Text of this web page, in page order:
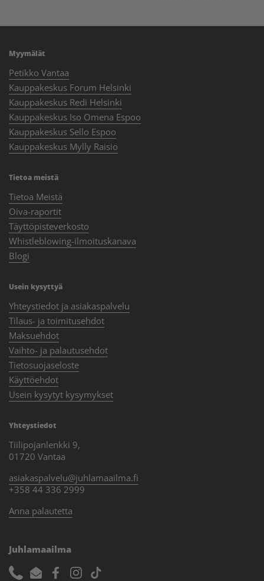
Myymälät
Petikko Vantaa
Kauppakeskus Forum Helsinki
Kauppakeskus Redi Helsinki
Kauppakeskus Iso Omena Espoo
Kauppakeskus Sello Espoo
Kauppakeskus Mylly Raisio
Tietoa meistä
Tietoa Meistä
Oiva-raportit
Täyttöpisteverkosto
Whistleblowing-ilmoituskanava
Blogi
Usein kysyttyä
Yhteystiedot ja asiakaspalvelu
Tilaus- ja toimitusehdot
Maksuehdot
Vaihto- ja palautusehdot
Tietosuojaseloste
Käyttöehdot
Usein kysytyt kysymykset
Yhteystiedot
Tiilipojanlenkki 9,
01720 Vantaa
asiakaspalvelu@juhlamaailma.fi
+358 44 336 2999
Anna palautetta
Juhlamaailma
PhoneEmailFacebook
Instagram
TikTok